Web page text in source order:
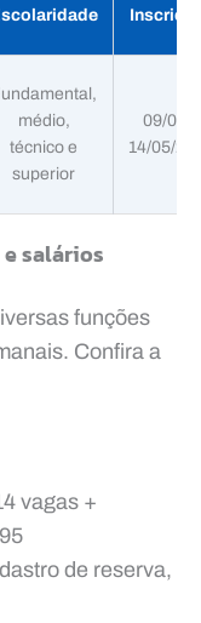
médio,
técnico e
superior
09/04 a
14/05/
e salários
funções
Confira a
vagas +
de reserva,